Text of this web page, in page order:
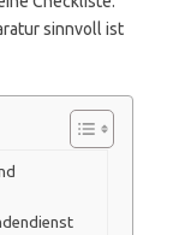
sinnvoll ist